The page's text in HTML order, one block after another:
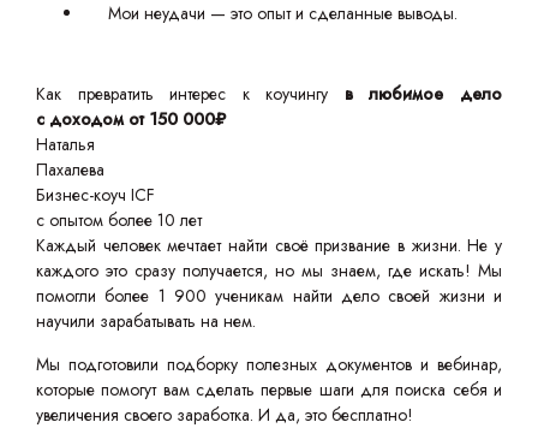
Мои неудачи — это опыт и сделанные выводы.
Как превратить интерес к коучингу в любимое дело
с доходом от 150 000₽
Наталья
Пахалева
Бизнес-коуч ICF
с опытом более 10 лет
Каждый человек мечтает найти своё призвание в жизни. Не у
каждого это сразу получается, но мы знаем, где искать! Мы
помогли более 1 900 ученикам найти дело своей жизни и
научили зарабатывать на нем.
Мы подготовили подборку полезных документов и вебинар,
которые помогут вам сделать первые шаги для поиска себя и
увеличения своего заработка. И да, это бесплатно!